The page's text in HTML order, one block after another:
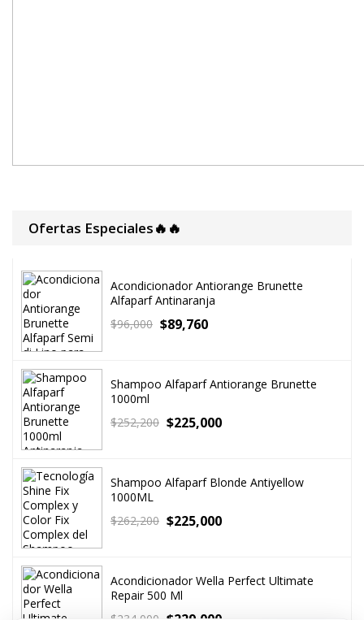
Ofertas Especiales🔥🔥
Acondicionador Antiorange Brunette
Alfaparf Antinaranja
$96,000 $89,760
Shampoo Alfaparf Antiorange Brunette
1000ml
$252,200 $225,000
Shampoo Alfaparf Blonde Antiyellow
1000ML
$262,200 $225,000
Acondicionador Wella Perfect Ultimate
Repair 500 Ml